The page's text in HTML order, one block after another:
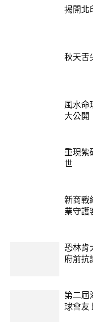
揭開北
秋天舌
風水命
大公開
重現紫
世
新商戰
業守護
恐林肯
府前抗
第二屆
球會友